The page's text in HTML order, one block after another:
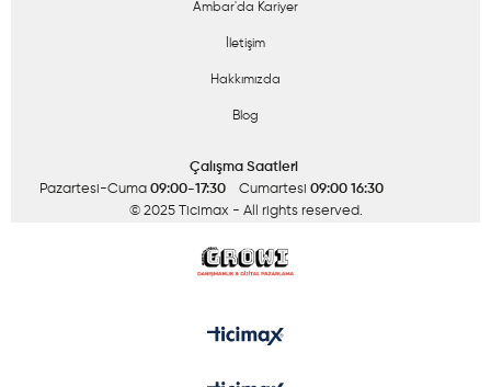
Ambar'da Kariyer
İletişim
Hakkımızda
Blog
Çalışma Saatleri
Pazartesi-Cuma 09:00-17:30 Cumartesi 09:00 16:30
© 2025 Ticimax - All rights reserved.